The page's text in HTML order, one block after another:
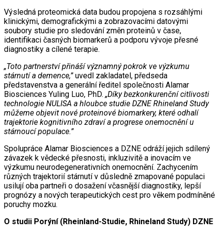
Výsledná proteomická data budou propojena s rozsáhlými
klinickými, demografickými a zobrazovacími datovými
soubory studie pro sledování změn proteinů v čase,
identifikaci časných biomarkerů a podporu vývoje přesné
diagnostiky a cílené terapie.
„Toto partnerství přináší významný pokrok ve výzkumu
stárnutí a demence,”uvedl zakladatel, předseda
představenstva a generální ředitel společnosti Alamar
Biosciences Yuling Luo, PhD. „Díky bezkonkurenční citlivosti
technologie NULISA a hloubce studie DZNE Rhineland Study
můžeme objevit nové proteinové biomarkery, které odhalí
trajektorie kognitivního zdraví a progrese onemocnění u
stárnoucí populace.”
Spolupráce Alamar Biosciences a DZNE odráží jejich sdílený
závazek k vědecké přesnosti, inkluzivitě a inovacím ve
výzkumu neurodegenerativních onemocnění. Zachycením
různých trajektorií stárnutí v důsledně zmapované populaci
usilují oba partneři o dosažení včasnější diagnostiky, lepší
prognózy a nových terapeutických cest pro věkem podmíněné
poruchy mozku.
O studii Porýní (Rheinland-Studie, Rhineland Study) DZNE